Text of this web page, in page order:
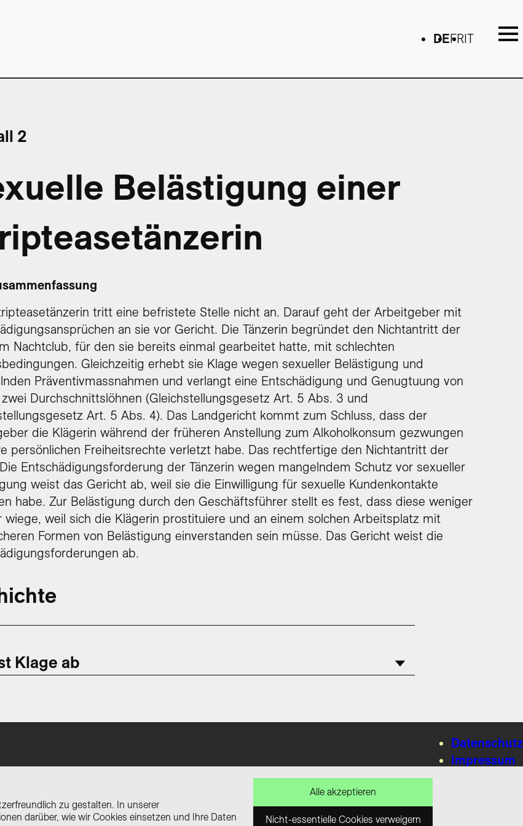
DEFR IT
2
Belästigung einer
tritt eine befristete Stelle nicht an. Darauf geht der Arbeitgeber mit
an sie vor Gericht. Die Tänzerin begründet den Nichtantritt der
Nachtclub, für den sie bereits einmal gearbeitet hatte, mit schlechten
Gleichzeitig erhebt sie Klage wegen sexueller Belästigung und
Präventivmassnahmen und verlangt eine Entschädigung und Genugtuung von
Durchschnittslöhnen (Gleichstellungsgesetz Art. 5 Abs. 3 und
Art. 5 Abs. 4). Das Landgericht kommt zum Schluss, dass der
die Klägerin während der früheren Anstellung zum Alkoholkonsum gezwungen
persönlichen Freiheitsrechte verletzt habe. Das rechtfertige den Nichtantritt der
Entschädigungsforderung der Tänzerin wegen mangelndem Schutz vor sexueller
weist das Gericht ab, weil sie die Einwilligung für sexuelle Kundenkontakte
habe. Zur Belästigung durch den Geschäftsführer stellt es fest, dass diese weniger
wiege, weil sich die Klägerin prostituiere und an einem solchen Arbeitsplatz mit
Formen von Belästigung einverstanden sein müsse. Das Gericht weist die
ab.
Klage ab
Datenschutz
Impressum
zu gestalten. In unserer
darüber, wie wir Cookies einsetzen und Ihre Daten
Alle akzeptieren
Nicht-essentielle Cookies verweigern